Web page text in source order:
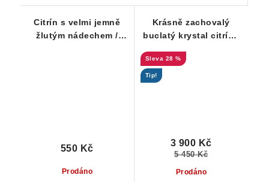
Citrín s velmi jemně
žlutým nádechem /
Prodáno
550 Kč
Krásně zachovalý
buclatý krystal citrínu
povrchem a
výraznějším kouřovým
28 %
Tip!
Prodáno
3 900 Kč
5 450 Kč